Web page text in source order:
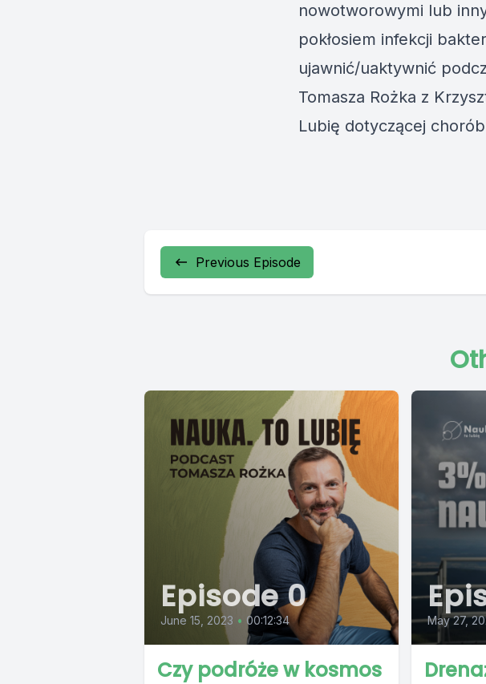
nowotworowymi lub
pokłosiem infekcji
ujawnić/uaktywnić
Tomasza Rożka z
Lubię dotyczącej
Previous Episode
Episode 0
June 15, 2023 • 00:12:34
Czy podróże w kosmos
May 27,